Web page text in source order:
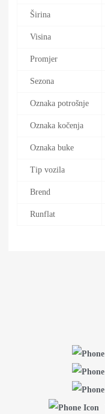
Širina
Visina
Promjer
Sezona
Oznaka potrošnje
Oznaka kočenja
Oznaka buke
Tip vozila
Brend
Runflat